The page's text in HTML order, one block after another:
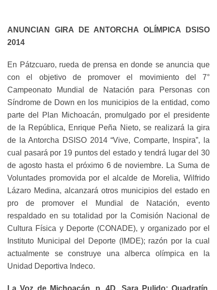
ANUNCIAN GIRA DE ANTORCHA OLÍMPICA DSISO
2014
En Pátzcuaro, rueda de prensa en donde se anuncia que
con el objetivo de promover el movimiento del 7°
Campeonato Mundial de Natación para Personas con
Síndrome de Down en los municipios de la entidad, como
parte del Plan Michoacán, promulgado por el presidente
de la República, Enrique Peña Nieto, se realizará la gira
de la Antorcha DSISO 2014 “Vive, Comparte, Inspira”, la
cual pasará por 19 puntos del estado y tendrá lugar del 30
de agosto hasta el próximo 6 de noviembre. La Suma de
Voluntades promovida por el alcalde de Morelia, Wilfrido
Lázaro Medina, alcanzará otros municipios del estado en
pro de promover el Mundial de Natación, evento
respaldado en su totalidad por la Comisión Nacional de
Cultura Física y Deporte (CONADE), y organizado por el
Instituto Municipal del Deporte (IMDE); razón por la cual
actualmente se construye una alberca olímpica en la
Unidad Deportiva Indeco.
La Voz de Michoacán, p. 4D, Sara Pulido; Quadratín,